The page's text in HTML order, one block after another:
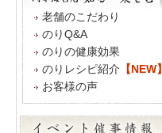
老舗のこだわり
のりQ&A
のりの健康効果
のりレシピ紹介 【NEW】
お客様の声